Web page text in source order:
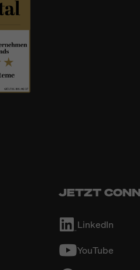
JETZT
LinkedIn
YouTube